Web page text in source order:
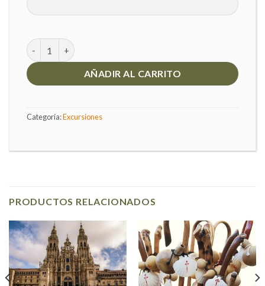
A Coruña - Betanzos cantidad
AÑADIR AL CARRITO
Categoría:Excursiones
PRODUCTOS RELACIONADOS